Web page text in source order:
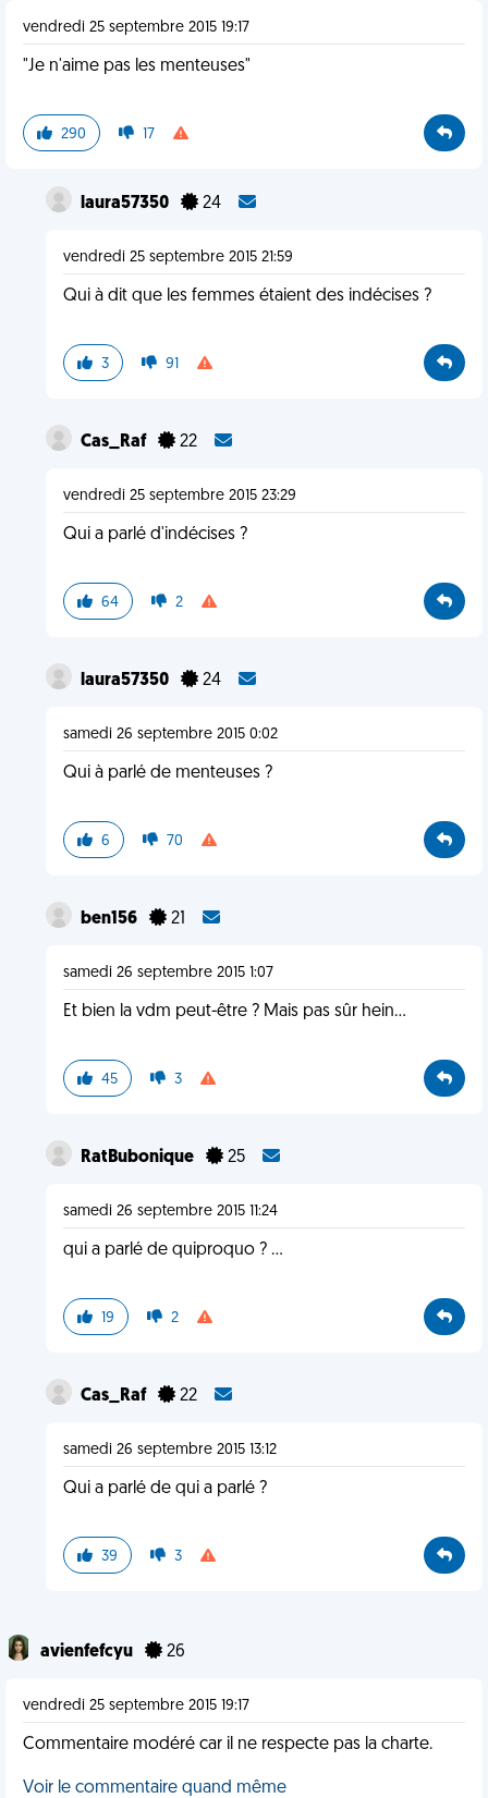
vendredi 25 septembre 2015 19:17
"Je n'aime pas les menteuses"
290 17
laura57350 24
vendredi 25 septembre 2015 21:59
Qui à dit que les femmes étaient des indécises ?
3 91
Cas_Raf 22
vendredi 25 septembre 2015 23:29
Qui a parlé d'indécises ?
64 2
laura57350 24
samedi 26 septembre 2015 0:02
Qui à parlé de menteuses ?
6 70
ben156 21
samedi 26 septembre 2015 1:07
Et bien la vdm peut-être ? Mais pas sûr hein...
45 3
RatBubonique 25
samedi 26 septembre 2015 11:24
qui a parlé de quiproquo ? ...
19 2
Cas_Raf 22
samedi 26 septembre 2015 13:12
Qui a parlé de qui a parlé ?
39 3
avienfefcyu 26
vendredi 25 septembre 2015 19:17
Commentaire modéré car il ne respecte pas la charte.
Voir le commentaire quand même